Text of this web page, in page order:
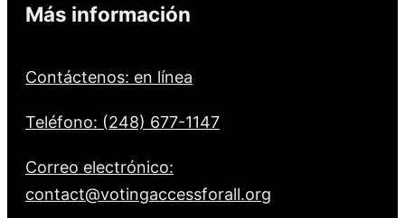
Más información
Contáctenos: en línea
Teléfono: (248) 677-1147
Correo electrónico:
contact@votingaccessforall.org